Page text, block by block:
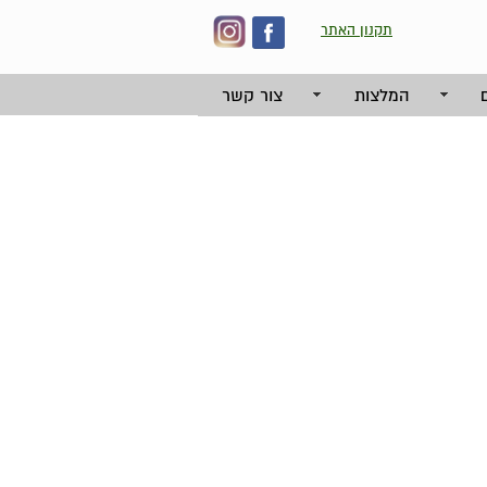
תקנון האתר
המלצות צור קשר